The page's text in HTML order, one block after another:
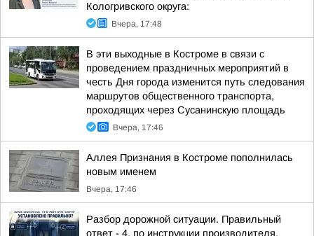
Кологривского округа:
Вчера, 17:48
В эти выходные в Костроме в связи с
проведением праздничных мероприятий в
честь Дня города изменится путь следования
маршрутов общественного транспорта,
проходящих через Сусанинскую площадь
Вчера, 17:46
Аллея Признания в Костроме пополнилась
новым именем
Вчера, 17:46
Разбор дорожной ситуации. Правильный
ответ - 4, по инструкции производителя,